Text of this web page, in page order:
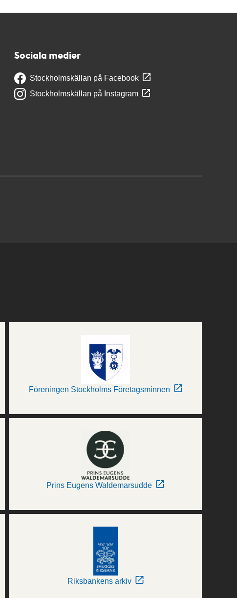
Sociala medier
Stockholmskällan på Facebook
Stockholmskällan på Instagram
Föreningen Stockholms Företagsminnen
Prins Eugens Waldemarsudde
Riksbankens arkiv